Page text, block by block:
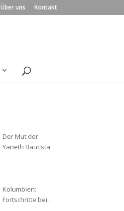
Über uns Kontakt
Der Mut der
Yaneth Bautista
Kolumbien:
Fortschritte bei